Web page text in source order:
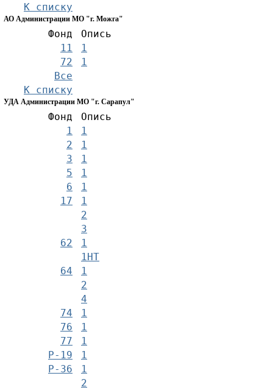
К списку
АО Администрации МО "г. Можга"
Фонд
Опись
11
1
72
1
Все
К списку
УДА Администрации МО "г. Сарапул"
Фонд
Опись
1
1
2
1
3
1
5
1
6
1
17
1
2
3
62
1
1НТ
64
1
2
4
74
1
76
1
77
1
Р-19
1
Р-36
1
2